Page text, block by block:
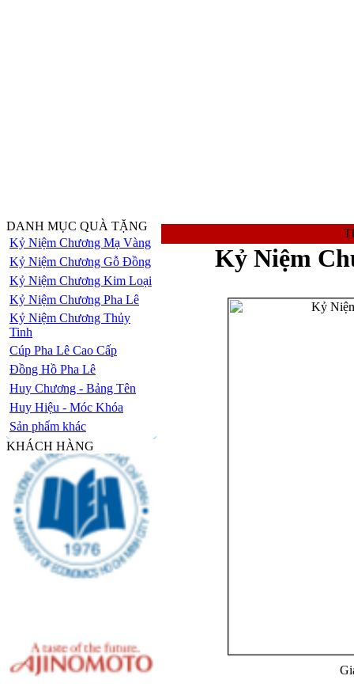
DANH MỤC QUÀ TẶNG
Kỷ Niệm Chương Mạ Vàng
Kỷ Niệm Chương Gỗ Đồng
Kỷ Niệm Chương Kim Loại
Kỷ Niệm Chương Pha Lê
Kỷ Niệm Chương Thủy
Tinh
Cúp Pha Lê Cao Cấp
Đồng Hồ Pha Lê
Huy Chương - Bảng Tên
Huy Hiệu - Móc Khóa
Sản phẩm khác
KHÁCH HÀNG
Kỷ Niệm